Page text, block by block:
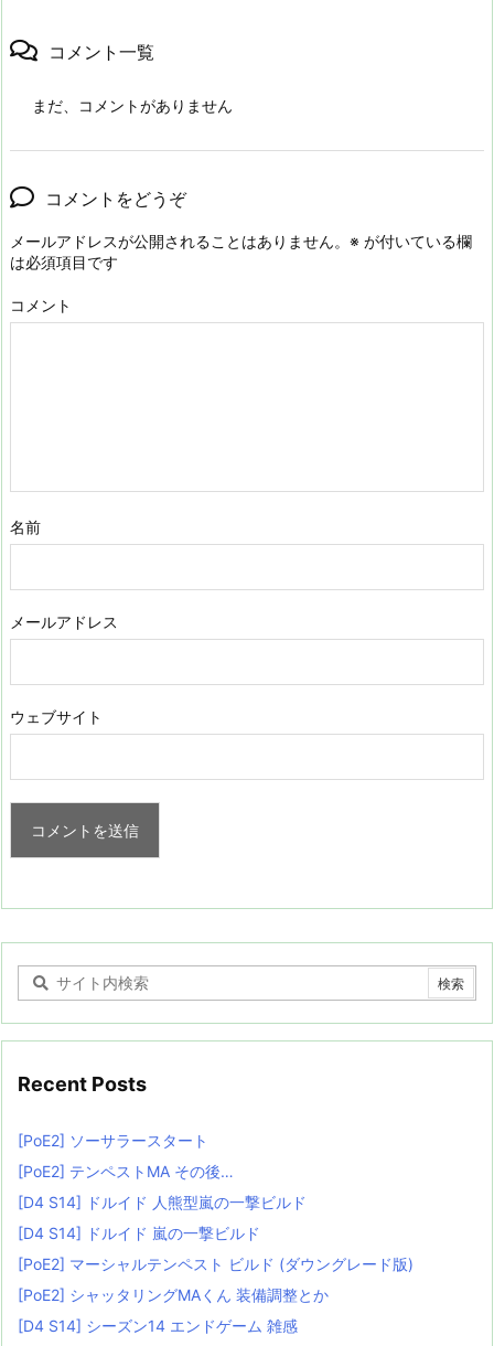
コメント一覧
まだ、コメントがありません
コメントをどうぞ
メールアドレスが公開されることはありません。 ※ が付いている欄
は必須項目です
コメント
名前
メールアドレス
ウェブサイト
Recent Posts
[PoE2] ソーサラースタート
[PoE2] テンペストMA その後…
[D4 S14] ドルイド 人熊型嵐の一撃ビルド
[D4 S14] ドルイド 嵐の一撃ビルド
[PoE2] マーシャルテンペスト ビルド (ダウングレード版)
[PoE2] シャッタリングMAくん 装備調整とか
[D4 S14] シーズン14 エンドゲーム 雑感